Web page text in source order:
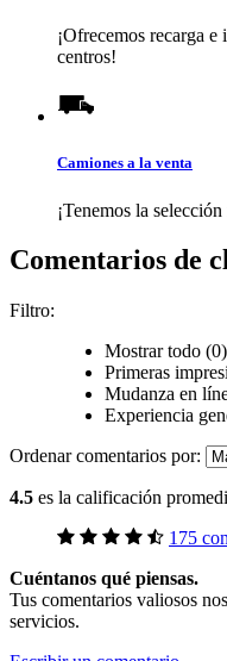
¡Ofrecemos recarga
centros!
Camiones a la venta
¡Tenemos la
Comentarios de
Filtro:
Mostrar todo (0)
Primeras
Mudanza en
Experiencia
Ordenar comentarios por:
4.5 es la calificación
175
Cuéntanos qué piensas.
Tus comentarios valiosos
servicios.